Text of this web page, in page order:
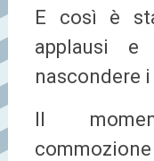
E così è
applausi
nascondere
Il